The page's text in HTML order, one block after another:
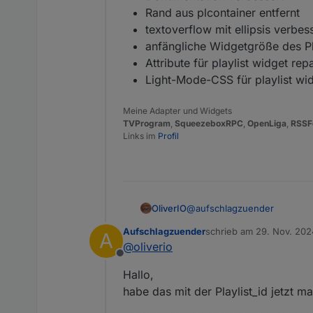
Rand aus plcontainer entfernt
textoverflow mit ellipsis
anfängliche Widgetgröße des
Attribute für playlist widget
Light-Mode-CSS für playlist
Meine Adapter und Widgets
TVProgram SqueezeboxRPC OpenLiga
Links im Profil
OliverIO@aufschlagzuender
super danke, das ist ein
dazu zunächst die F12
chromiumartigen sehen
A
Offline
Aufschlagzuenderschrieb am 29. Nov.
zuletzt editiert von
@oliverio
Hallo,
habe das mit der Playlist_id jetzt